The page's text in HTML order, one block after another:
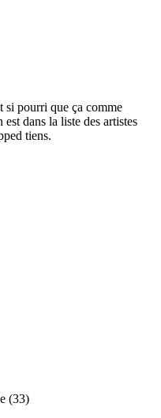
si pourri que ça comme
dans la liste des artistes
tiens.
(33)